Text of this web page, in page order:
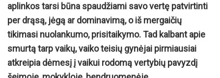
aplinkos tarsi būna spaudžiami savo vertę patvirtinti
per drąsą, jėgą ar dominavimą, o iš mergaičių
tikimasi nuolankumo, prisitaikymo. Tad kalbant apie
smurtą tarp vaikų, vaiko teisių gynėjai pirmiausiai
atkreipia dėmesį į vaikui rodomą vertybių pavyzdį